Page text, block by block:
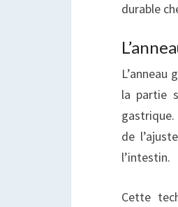
durable
la partie
de
l’intestin.
Cette